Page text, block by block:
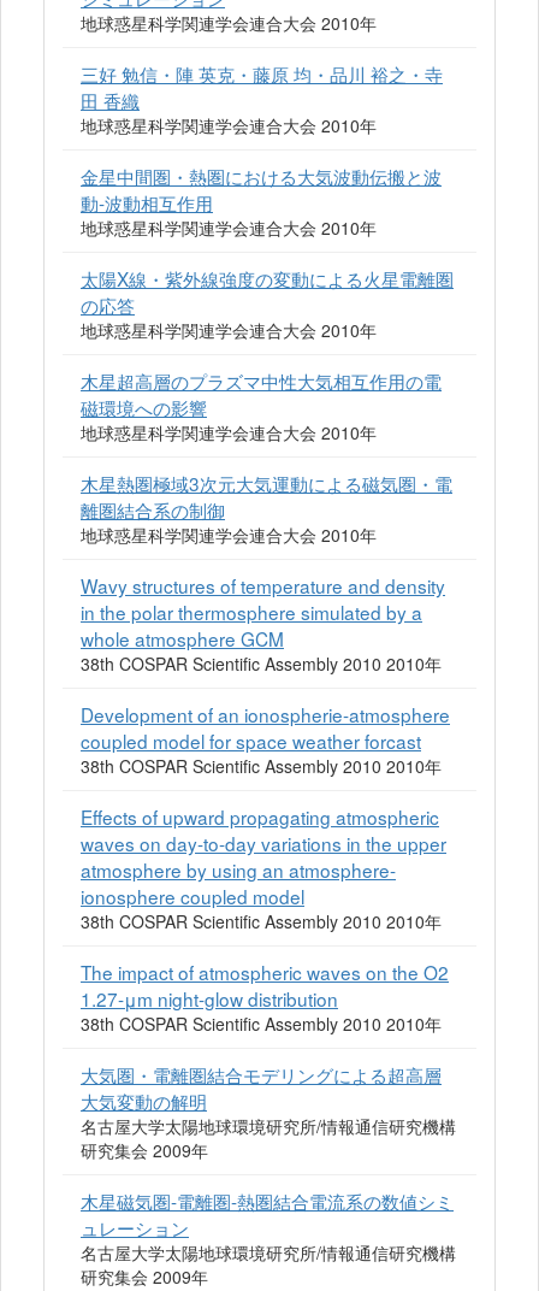
地球惑星科学関連学会連合大会 2010年
三好 勉信・陣 英克・藤原 均・品川 裕之・寺
田 香織
地球惑星科学関連学会連合大会 2010年
金星中間圏・熱圏における大気波動伝搬と波
動-波動相互作用
地球惑星科学関連学会連合大会 2010年
太陽X線・紫外線強度の変動による火星電離圏
の応答
地球惑星科学関連学会連合大会 2010年
木星超高層のプラズマ中性大気相互作用の電
磁環境への影響
地球惑星科学関連学会連合大会 2010年
木星熱圏極域3次元大気運動による磁気圏・電
離圏結合系の制御
地球惑星科学関連学会連合大会 2010年
Wavy structures of temperature and density
in the polar thermosphere simulated by a
whole atmosphere GCM
38th COSPAR Scientific Assembly 2010 2010年
Development of an ionospherie-atmosphere
coupled model for space weather forcast
38th COSPAR Scientific Assembly 2010 2010年
Effects of upward propagating atmospheric
waves on day-to-day variations in the upper
atmosphere by using an atmosphere-
ionosphere coupled model
38th COSPAR Scientific Assembly 2010 2010年
The impact of atmospheric waves on the O2
1.27-μm night-glow distribution
38th COSPAR Scientific Assembly 2010 2010年
大気圏・電離圏結合モデリングによる超高層
大気変動の解明
名古屋大学太陽地球環境研究所/情報通信研究機構
研究集会 2009年
木星磁気圏-電離圏-熱圏結合電流系の数値シミ
ュレーション
名古屋大学太陽地球環境研究所/情報通信研究機構
研究集会 2009年